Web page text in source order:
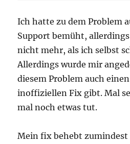
Ich hatte zu dem Problem
Support bemüht,
nicht mehr, als ich selbst
Allerdings wurde mir
diesem Problem auch
inoffiziellen Fix gibt. Mal
mal noch etwas tut.
Mein fix behebt zumindest